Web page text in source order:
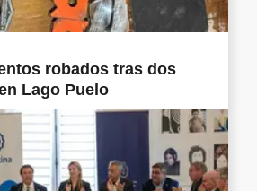
robados tras dos
Lago Puelo